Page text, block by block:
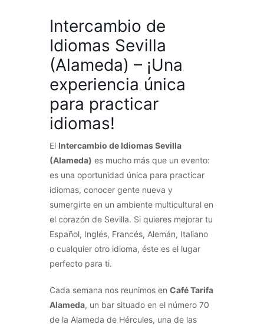
Intercambio de
Idiomas Sevilla
(Alameda) – ¡Una
experiencia única
para practicar
idiomas!
El Intercambio de Idiomas Sevilla
(Alameda) es mucho más que un evento:
es una oportunidad única para practicar
idiomas, conocer gente nueva y
sumergirte en un ambiente multicultural en
el corazón de Sevilla. Si quieres mejorar tu
Español, Inglés, Francés, Alemán, Italiano
o cualquier otro idioma, éste es el lugar
perfecto para ti.
Cada semana nos reunimos en Café Tarifa
Alameda, un bar situado en el número 70
de la Alameda de Hércules, una de las